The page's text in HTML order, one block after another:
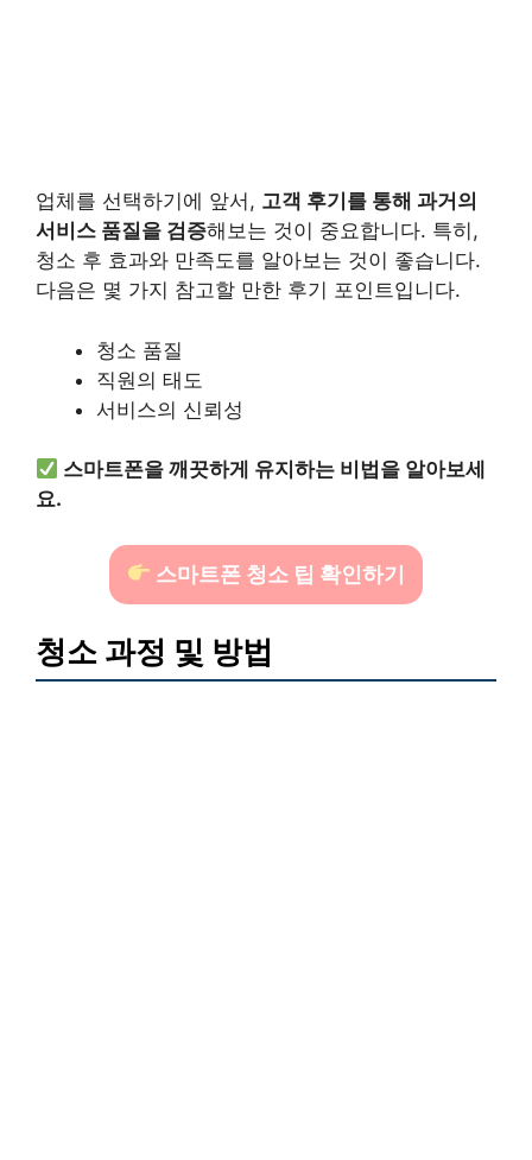
업체를 선택하기에 앞서, 고객 후기를 통해 과거의
서비스 품질을 검증해보는 것이 중요합니다. 특히,
청소 후 효과와 만족도를 알아보는 것이 좋습니다.
다음은 몇 가지 참고할 만한 후기 포인트입니다.
청소 품질
직원의 태도
서비스의 신뢰성
스마트폰을 깨끗하게 유지하는 비법을 알아보세
요.
스마트폰 청소 팁 확인하기
청소 과정 및 방법